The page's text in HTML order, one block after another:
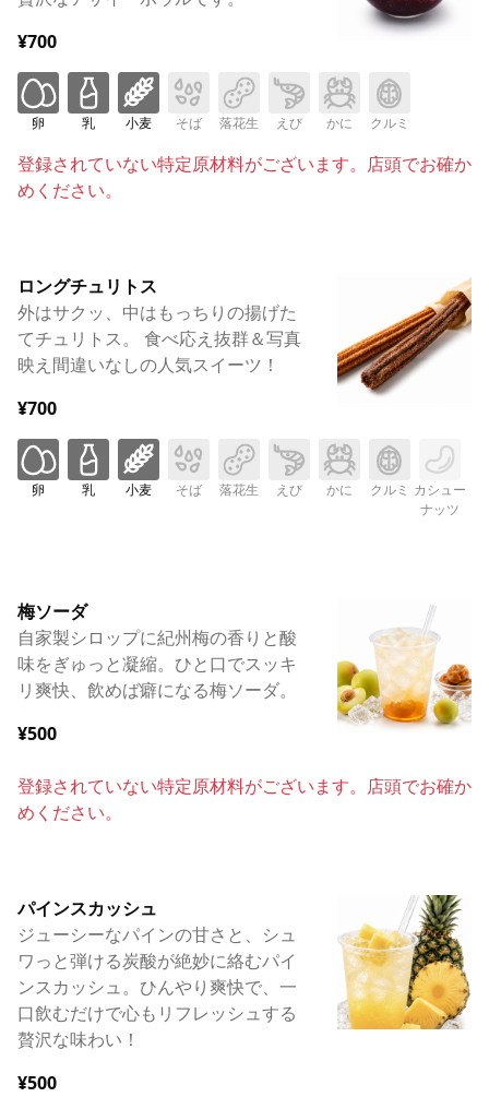
¥700
卵 乳 小麦 そば 落花生 えび かに クルミ
登録されていない特定原材料がございます。店頭でお確か
めください。
ロングチュリトス
外はサクッ、中はもっちりの揚げた
てチュリトス。 食べ応え抜群＆写真
映え間違いなしの人気スイーツ！
¥700
卵 乳 小麦 そば 落花生 えび かに クルミ カシュー
ナッツ
梅ソーダ
自家製シロップに紀州梅の香りと酸
味をぎゅっと凝縮。ひと口でスッキ
リ爽快、飲めば癖になる梅ソーダ。
¥500
登録されていない特定原材料がございます。店頭でお確か
めください。
パインスカッシュ
ジューシーなパインの甘さと、シュ
ワっと弾ける炭酸が絶妙に絡むパイ
ンスカッシュ。ひんやり爽快で、一
口飲むだけで心もリフレッシュする
贅沢な味わい！
¥500